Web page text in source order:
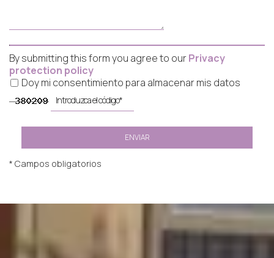
By submitting this form you agree to ourPrivacy
protection policy
Doy mi consentimiento para almacenar mis datos
ENVIAR
* Campos obligatorios